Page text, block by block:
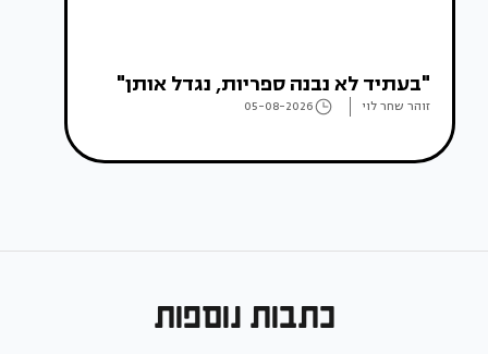
"בעתיד לא נבנה ספריות, נגדל אותן"
זוהר שחר לוי 05-08-2026
כתבות נוספות